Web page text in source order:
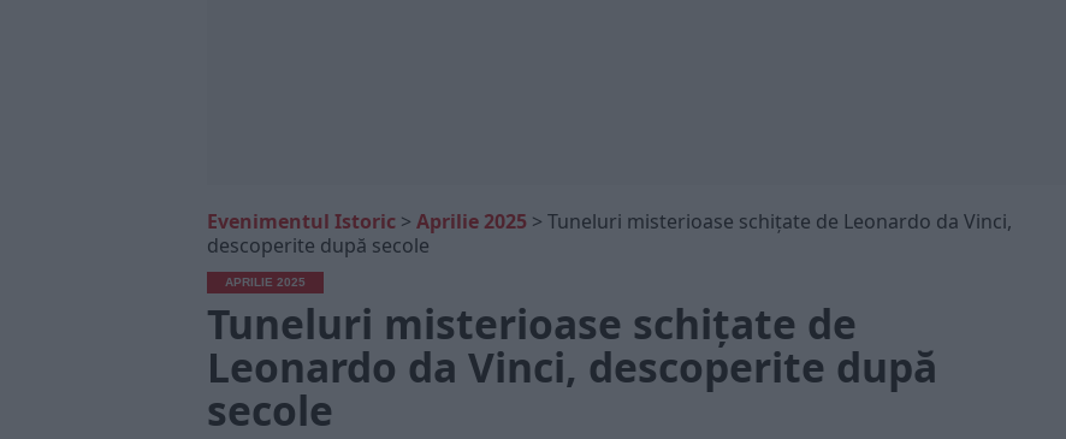
Evenimentul Istoric > Aprilie 2025 > Tuneluri misterioase schițate de Leonardo da Vinci,
descoperite după secole
APRILIE 2025
Tuneluri misterioase schițate de
Leonardo da Vinci, descoperite după
secole